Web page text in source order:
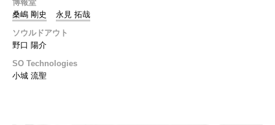
博報堂
桑嶋 剛史
永見 拓哉
ソウルドアウト
野口 陽介
SO Technologies
小城 流聖